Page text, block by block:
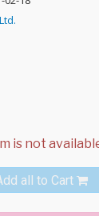
all to Cart